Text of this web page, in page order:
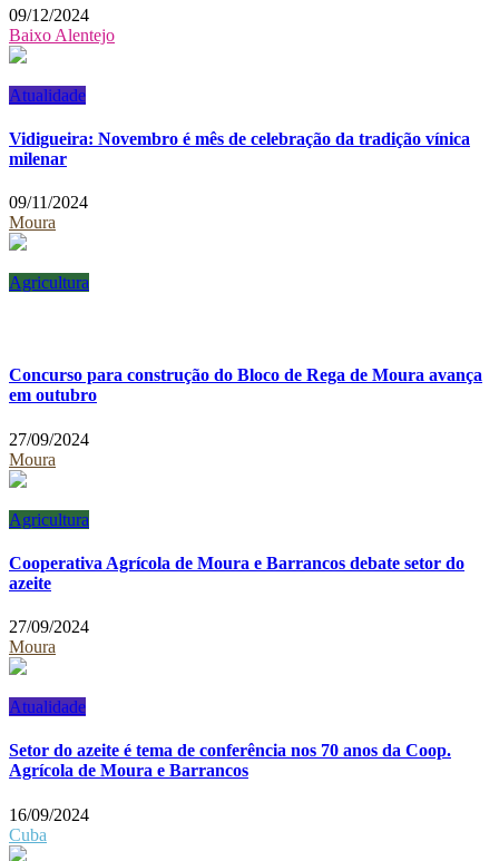
09/12/2024
Baixo Alentejo
Atualidade
Vidigueira: Novembro é mês de celebração da tradição vínica
milenar
09/11/2024
Moura
Agricultura
Concurso para construção do Bloco de Rega de Moura avança
em outubro
27/09/2024
Moura
Agricultura
Cooperativa Agrícola de Moura e Barrancos debate setor do
azeite
27/09/2024
Moura
Atualidade
Setor do azeite é tema de conferência nos 70 anos da Coop.
Agrícola de Moura e Barrancos
16/09/2024
Cuba